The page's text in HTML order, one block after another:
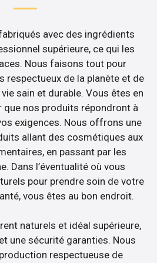
avec des ingrédients
supérieure, ce qui les
Nous faisons tout pour
respectueux de la planète et de
sain et durable. Vous êtes en
que nos produits répondront à
exigences. Nous offrons une
allant des cosmétiques aux
en passant par les
Dans l’éventualité où vous
pour prendre soin de votre
vous êtes au bon endroit.
naturels et idéal supérieure,
une sécurité garanties. Nous
respectueuse de